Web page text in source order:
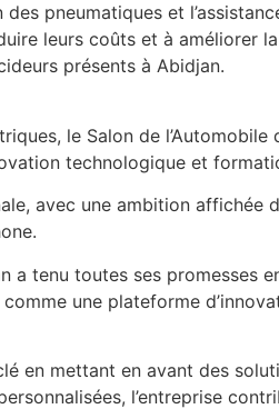
pneumatiques et
leurs coûts et à améliorer
présents à Abidjan.
le Salon de
technologique et
avec une ambition
a tenu toutes ses
comme une plateforme
en mettant en avant des
l’entreprise